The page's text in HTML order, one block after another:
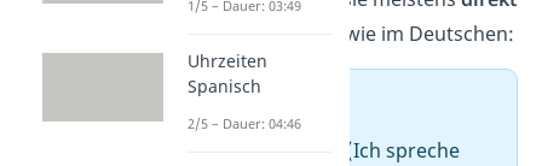
, genau wie im Deutschen:
➡️ Beispiel
(Ich spreche
1/5 – Dauer: 03:49
Uhrzeiten
Spanisch
2/5 – Dauer: 04:46